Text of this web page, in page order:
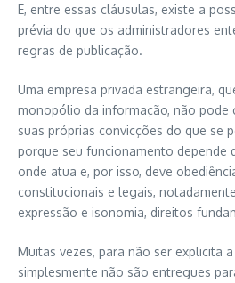
E, entre essas cláusulas, existe a
prévia do que os administradores
regras de publicação.
Uma empresa privada estrangeira,
monopólio da informação, não pode
suas próprias convicções do que se
porque seu funcionamento depende
onde atua e, por isso, deve
constitucionais e legais,
expressão e isonomia, direitos
Muitas vezes, para não ser explicita
simplesmente não são entregues